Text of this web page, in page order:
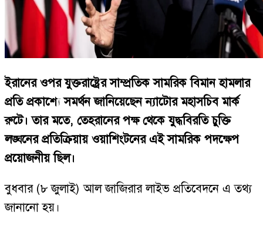
ইরানের ওপর যুক্তরাষ্ট্রের সাম্প্রতিক সামরিক বিমান হামলার
প্রতি প্রকাশ্যে সমর্থন জানিয়েছেন ন্যাটোর মহাসচিব মার্ক
রুটে। তার মতে, তেহরানের পক্ষ থেকে যুদ্ধবিরতি চুক্তি
লঙ্ঘনের প্রতিক্রিয়ায় ওয়াশিংটনের এই সামরিক পদক্ষেপ
প্রয়োজনীয় ছিল।
বুধবার (৮ জুলাই) আল জাজিরার লাইভ প্রতিবেদনে এ তথ্য
জানানো হয়।